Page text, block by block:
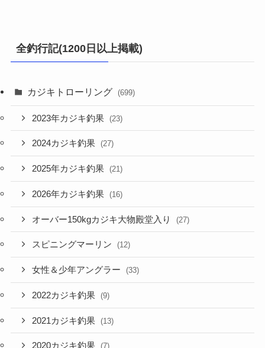
全釣行記(1200日以上掲載)
カジキトローリング (699)
2023年カジキ釣果 (23)
2024カジキ釣果 (27)
2025年カジキ釣果 (21)
2026年カジキ釣果 (16)
オーバー150kgカジキ大物殿堂入り (27)
スピニングマーリン (12)
女性＆少年アングラー (33)
2022カジキ釣果 (9)
2021カジキ釣果 (13)
2020カジキ釣果 (7)